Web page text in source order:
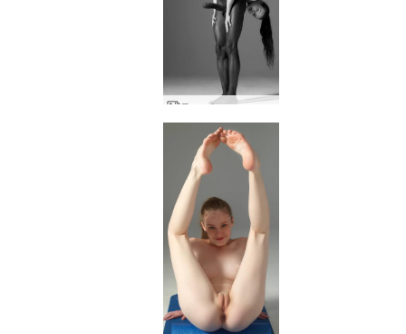
Подобрена среща